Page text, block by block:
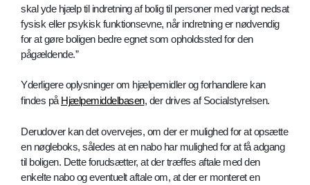
skal yde hjælp til indretning af bolig til personer med varigt nedsat
fysisk eller psykisk funktionsevne, når indretning er nødvendig
for at gøre boligen bedre egnet som opholdssted for den
pågældende.”
Yderligere oplysninger om hjælpemidler og forhandlere kan
findes på Hjælpemiddelbasen, der drives af Socialstyrelsen.
Derudover kan det overvejes, om der er mulighed for at opsætte
en nøgleboks, således at en nabo har mulighed for at få adgang
til boligen. Dette forudsætter, at der træffes aftale med den
enkelte nabo og eventuelt aftale om, at der er monteret en